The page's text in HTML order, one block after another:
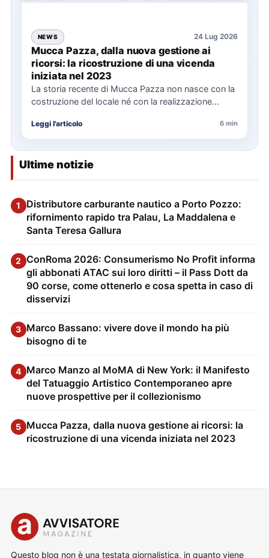
NEWS 24 Lug 2026
Mucca Pazza, dalla nuova gestione ai
ricorsi: la ricostruzione di una vicenda
iniziata nel 2023
La storia recente di Mucca Pazza non nasce con la
costruzione del locale né con la realizzazione
Leggi l'articolo 6 min
Ultime notizie
1
Distributore carburante nautico a Porto Pozzo:
rifornimento rapido tra Palau, La Maddalena e
Santa Teresa Gallura
2 ConRoma 2026: Consumerismo No Profit informa
gli abbonati ATAC sui loro diritti – il Pass Dott da
90 corse, come ottenerlo e cosa spetta in caso di
disservizi
3 Marco Bassano: vivere dove il mondo ha più
bisogno di te
4 Marco Manzo al MoMA di New York: il Manifesto
del Tatuaggio Artistico Contemporaneo apre
nuove prospettive per il collezionismo
5 Mucca Pazza, dalla nuova gestione ai ricorsi: la
ricostruzione di una vicenda iniziata nel 2023
Questo blog non è una testata giornalistica, in quanto viene